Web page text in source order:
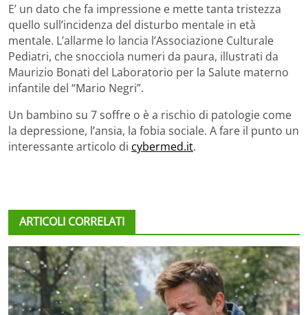
E’ un dato che fa impressione e mette tanta tristezza
quello sull’incidenza del disturbo mentale in età
mentale. L’allarme lo lancia l’Associazione Culturale
Pediatri, che snocciola numeri da paura, illustrati da
Maurizio Bonati del Laboratorio per la Salute materno
infantile del “Mario Negri”.
Un bambino su 7 soffre o è a rischio di patologie come
la depressione, l’ansia, la fobia sociale. A fare il punto un
interessante articolo di cybermed.it.
ARTICOLI CORRELATI